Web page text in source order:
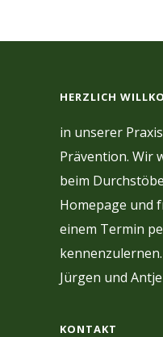
HERZLICH
in unserer
Prävention. Wir
beim
Homepage und
einem Termin
kennenzulernen.
Jürgen und
KONTAKT